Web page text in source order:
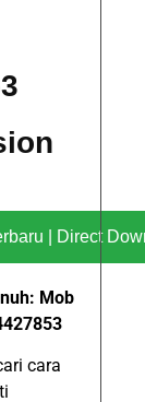
Download Terbaru |
Mob
cara